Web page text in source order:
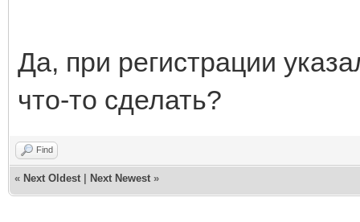
Да, при регистрации
что-то сделать?
Find
« Next Oldest Next Newest »